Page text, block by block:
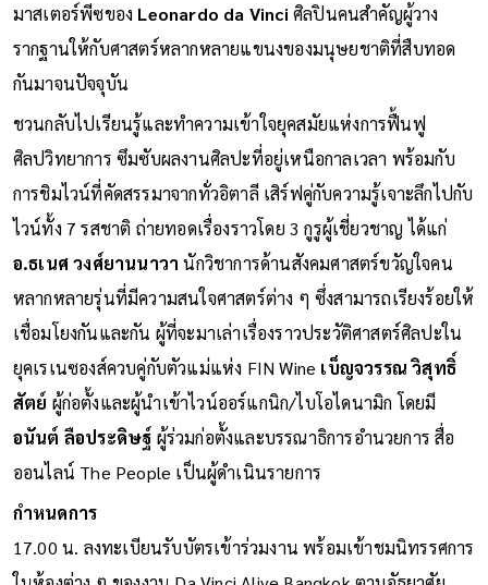
มาสเตอร์พีซของ Leonardo da Vinciศิลปินคนสำคัญผู้วาง
รากฐานให้กับศาสตร์หลากหลายแขนงของมนุษยชาติที่สืบทอด
กันมาจนปัจจุบัน
ชวนกลับไปเรียนรู้และทำความเข้าใจยุคสมัยแห่งการฟื้นฟู
ศิลปวิทยาการ ซึมซับผลงานศิลปะที่อยู่เหนือกาลเวลา พร้อมกับ
การชิมไวน์ที่คัดสรรมาจากทั่วอิตาลี เสิร์ฟคู่กับความรู้เจาะลึกไปกับ
ไวน์ทั้ง 7 รสชาติ ถ่ายทอดเรื่องราวโดย 3 กูรูผู้เชี่ยวชาญ ได้แก่
อ.ธเนศ วงศ์ยานนาวา นักวิชาการด้านสังคมศาสตร์ขวัญใจคน
หลากหลายรุ่นที่มีความสนใจศาสตร์ต่าง ๆ ซึ่งสามารถเรียงร้อยให้
เชื่อมโยงกันและกัน ผู้ที่จะมาเล่าเรื่องราวประวัติศาสตร์ศิลปะใน
ยุคเรเนซองส์ควบคู่กับตัวแม่แห่ง FIN Wine เบ็ญจวรรณ วิสุทธิ์
สัตย์ ผู้ก่อตั้งและผู้นำเข้าไวน์ออร์แกนิก/ไบโอไดนามิก โดยมี
อนันต์ ลือประดิษฐ์ ผู้ร่วมก่อตั้งและบรรณาธิการอำนวยการ สื่อ
ออนไลน์ The People เป็นผู้ดำเนินรายการ
กำหนดการ
17.00 น. ลงทะเบียนรับบัตรเข้าร่วมงาน พร้อมเข้าชมนิทรรศการ